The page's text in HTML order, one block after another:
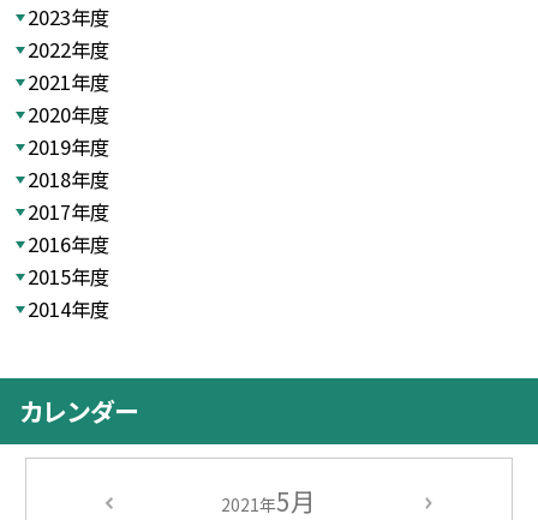
2023年度
2022年度
2021年度
2020年度
2019年度
2018年度
2017年度
2016年度
2015年度
2014年度
カレンダー
2021年5月